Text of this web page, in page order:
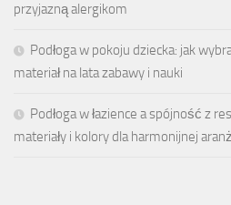
przyjazną alergikom
Podłoga w pokoju dziecka: jak
materiał na lata zabawy i nauki
Podłoga w łazience a spójność z
materiały i kolory dla harmonijnej